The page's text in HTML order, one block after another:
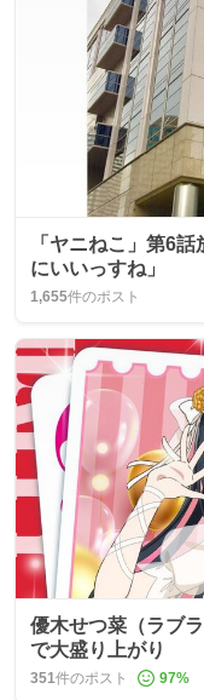
「ヤニねこ」第6
にいいっすね」
1,655件のポスト
優木せつ菜（ラブ
で大盛り上がり
351件のポスト 97%